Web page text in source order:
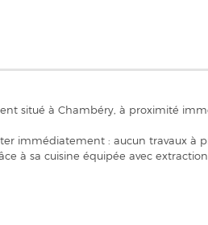
situé à Chambéry, à proximité
immédiatement : aucun travaux à
à sa cuisine équipée avec